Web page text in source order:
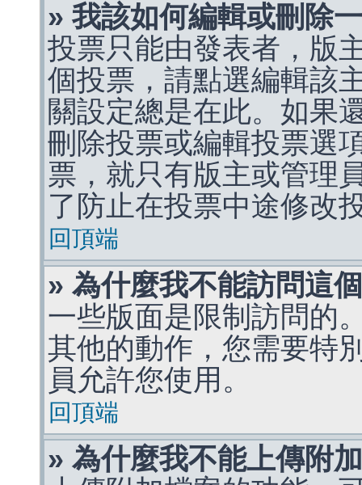
» 我該如何編輯或刪除
投票只能由發表者，版
個投票，請點選編輯該
關設定總是在此。如果
刪除投票或編輯投票選
票，就只有版主或管理
了防止在投票中途修改
回頂端
» 為什麼我不能訪問這
一些版面是限制訪問的
其他的動作，您需要特
員允許您使用。
回頂端
» 為什麼我不能上傳附